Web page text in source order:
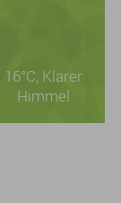
16°C, Klarer
Himmel